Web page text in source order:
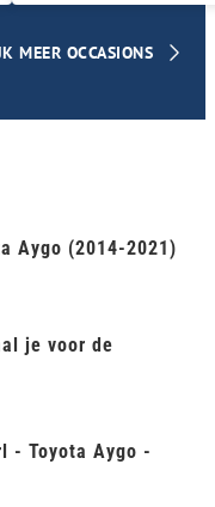
MEER OCCASIONS
Aygo (2014-2021)
je voor de
- Toyota Aygo -